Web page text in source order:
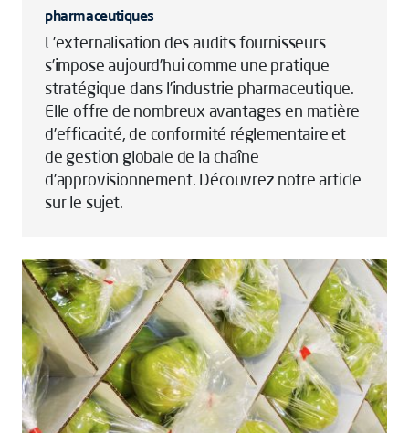
pharmaceutiques
L’externalisation des audits fournisseurs
s’impose aujourd’hui comme une pratique
stratégique dans l’industrie pharmaceutique.
Elle offre de nombreux avantages en matière
d’efficacité, de conformité réglementaire et
de gestion globale de la chaîne
d’approvisionnement. Découvrez notre article
sur le sujet.